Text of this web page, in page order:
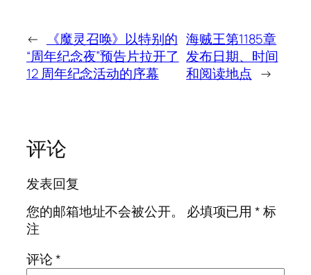
←
《魔灵召唤》以特别的
“周年纪念夜”预告片拉开了
12 周年纪念活动的序幕
海贼王第1185章
发布日期、时间
和阅读地点 →
评论
发表回复
您的邮箱地址不会被公开。
必填项已用*标
注
评论*